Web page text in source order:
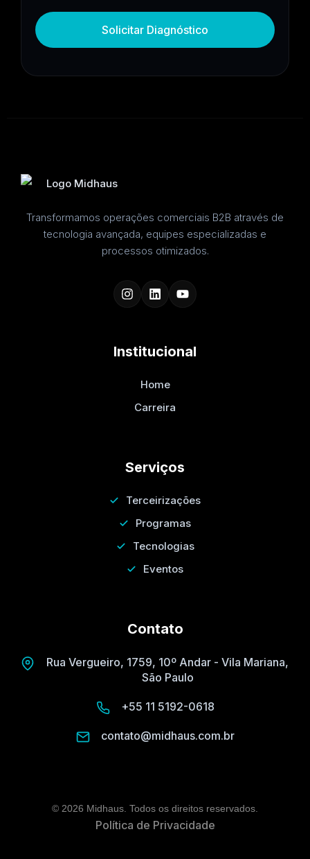
Solicitar Diagnóstico
Transformamos operações comerciais B2B através de
tecnologia avançada, equipes especializadas e
processos otimizados.
Institucional
Home
Carreira
Serviços
Terceirizações
Programas
Tecnologias
Eventos
Contato
Rua Vergueiro, 1759, 10º Andar - Vila Mariana,
São Paulo
+55 11 5192-0618
contato@midhaus.com.br
© 2026 Midhaus. Todos os direitos reservados.
Política de Privacidade